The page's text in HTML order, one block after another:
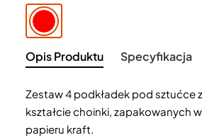
Opis Produktu Specyfikacja
Zestaw 4 podkładek pod sztućce
kształcie choinki, zapakowanych
papieru kraft.